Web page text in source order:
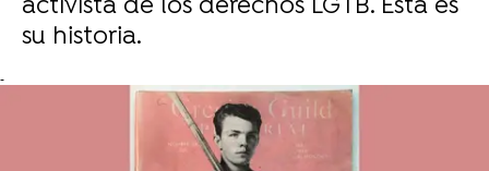
activista de los derechos LGTB. Ésta es
su historia.
-